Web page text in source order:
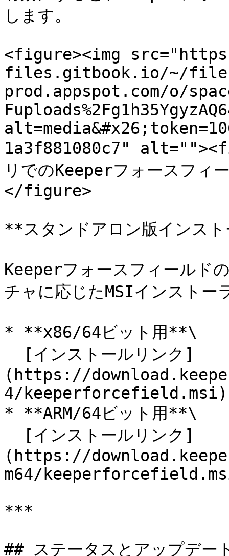
します。
<figure><img
files.gitbook.io/~/
prod.appspot.com/o/
1a3f881080c7"
リでのKeeperフォースフ
</figure>
**スタンドアロン版インス
Keeperフォースフィールド
チャに応じたMSIインストー
* **x86/64ビット用**\
(https://
4/keeperforcefield.msi)
* **ARM/64ビット用**\
(https://
m64/
***
## ステータスとアップ